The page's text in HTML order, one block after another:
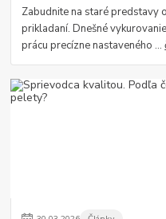
Zabudnite na staré predstavy
prikladaní. Dnešné
prácu precízne nastaveného ...